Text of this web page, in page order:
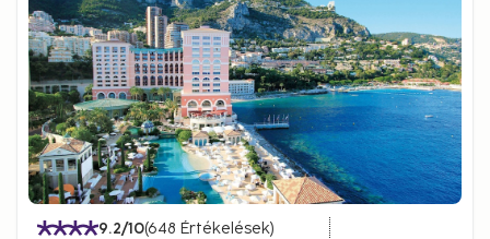
9.2/10(648 Értékelések)